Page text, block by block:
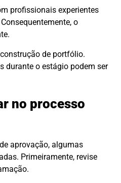
profissionais experientes
o
de portfólio.
durante o estágio podem ser
no processo
aprovação, algumas
Primeiramente, revise